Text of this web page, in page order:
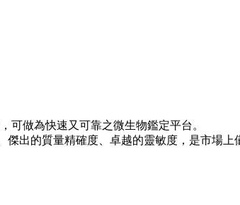
可做為快速又可靠之微生物鑑定平台。
傑出的質量精確度、卓越的靈敏度，是市場上